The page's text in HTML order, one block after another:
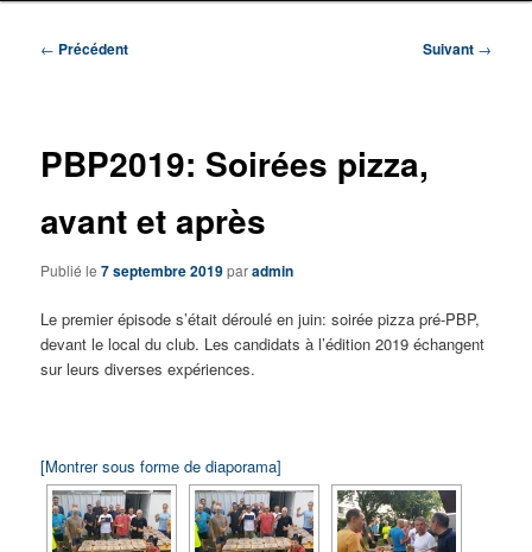
Navigation
← Précédent Suivant →
PBP2019: Soirées pizza,
avant et après
Publié le7 septembre 2019paradmin
Le premier épisode s’était déroulé en juin: soirée pizza pré-PBP,
devant le local du club. Les candidats à l’édition 2019 échangent
sur leurs diverses expériences.
[Montrer sous forme de diaporama]